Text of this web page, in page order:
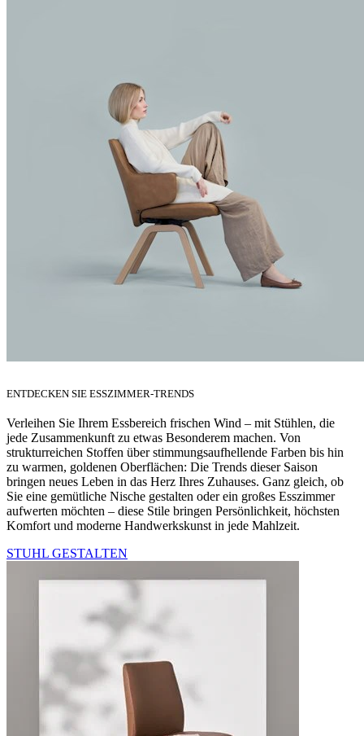
ENTDECKEN SIE ESSZIMMER-TRENDS
Verleihen Sie Ihrem Essbereich frischen Wind – mit Stühlen, die
jede Zusammenkunft zu etwas Besonderem machen. Von
strukturreichen Stoffen über stimmungsaufhellende Farben bis hin
zu warmen, goldenen Oberflächen: Die Trends dieser Saison
bringen neues Leben in das Herz Ihres Zuhauses. Ganz gleich, ob
Sie eine gemütliche Nische gestalten oder ein großes Esszimmer
aufwerten möchten – diese Stile bringen Persönlichkeit, höchsten
Komfort und moderne Handwerkskunst in jede Mahlzeit.
STUHL GESTALTEN